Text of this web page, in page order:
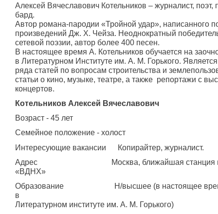
Алексей Вячеславович Котельников – журналист, поэт,
бард.
Автор романа-пародии «Тройной удар», написанного
произведений Дж. Х. Чейза. Неоднократный
сетевой поэзии, автор более 400 песен.
В настоящее время А. Котельников обучается на
в Литературном Институте им. А. М. Горького.
ряда статей по вопросам строительства и
статьи о кино, музыке, театре, а также репортажи с
концертов.
Котельников Алексей Вячеславович
Возраст - 45 лет
Семейное положение - холост
Интересующие вакансии Копирайтер, журналист.
Адрес Москва, ближайшая станция
«ВДНХ»
Образование Н/высшее (в настоящее
в
Литературном институте им. А. М. Горького)